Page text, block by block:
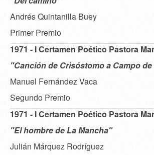
Andrés Quintanilla Buey
Primer Premio
1971 - I Certamen Poético Pastora
"Canción de Crisóstomo a Campo
Manuel Fernández Vaca
Segundo Premio
1971 - I Certamen Poético Pastora
"El hombre de La Mancha"
Julián Márquez Rodríguez